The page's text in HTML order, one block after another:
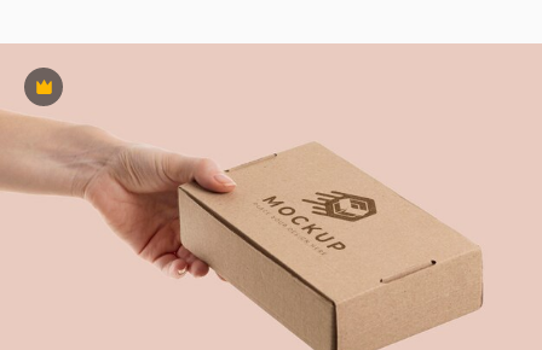
Премиум